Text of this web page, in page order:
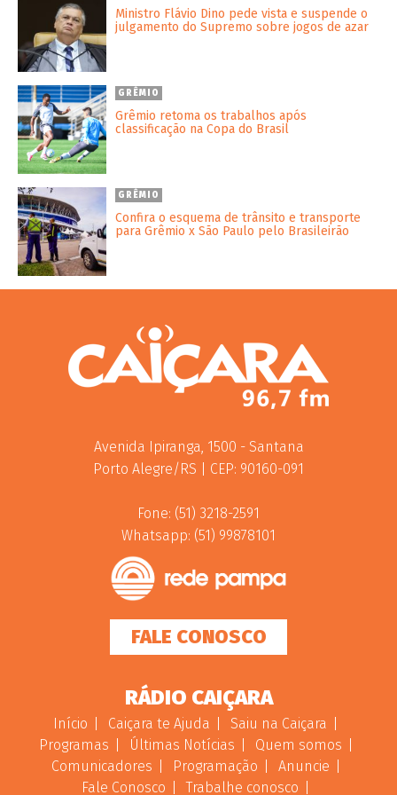
Ministro Flávio Dino pede vista e suspende o
julgamento do Supremo sobre jogos de azar
GRÊMIO
Grêmio retoma os trabalhos após
classificação na Copa do Brasil
GRÊMIO
Confira o esquema de trânsito e transporte
para Grêmio x São Paulo pelo Brasileirão
Avenida Ipiranga, 1500 - Santana
Porto Alegre/RS | CEP: 90160-091
Fone: (51) 3218-2591
Whatsapp: (51) 99878101
FALE CONOSCO
RÁDIO CAIÇARA
Início Caiçara te Ajuda
Saiu na Caiçara
Programas
Últimas Notícias
Quem somos
Comunicadores
Programação
Anuncie
Fale Conosco
Trabalhe conosco